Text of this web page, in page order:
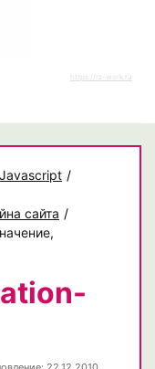
https://rz-work.ru
/
сайта /